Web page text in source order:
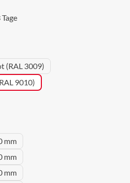
(RAL 3009)
9010)
mm
mm
mm